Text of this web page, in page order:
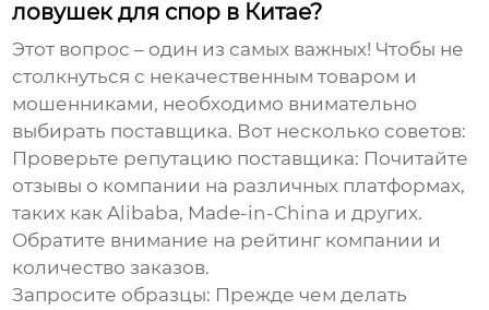
ловушек для спор в Китае?
Этот вопрос – один из самых важных! Чтобы не
столкнуться с некачественным товаром и
мошенниками, необходимо внимательно
выбирать поставщика. Вот несколько советов:
Проверьте репутацию поставщика: Почитайте
отзывы о компании на различных платформах,
таких как Alibaba, Made-in-China и других.
Обратите внимание на рейтинг компании и
количество заказов.
Запросите образцы: Прежде чем делать